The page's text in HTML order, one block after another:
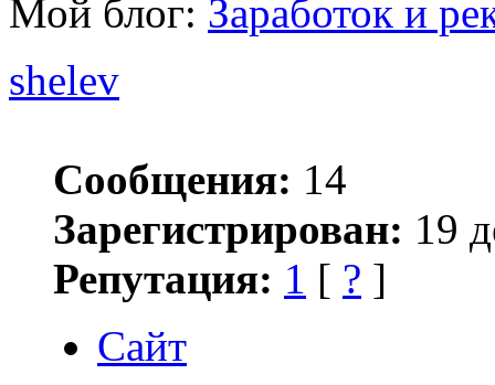
Мой блог: Заработок и
shelev
Сообщения: 14
Зарегистрирован: 19
Репутация: 1 [ ? ]
Сайт